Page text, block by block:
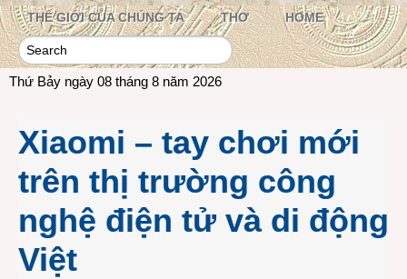
THẾ GIỚI CỦA CHÚNG TA THƠ HOME
Thứ Bảy ngày 08 tháng 8 năm 2026
Xiaomi – tay chơi mới
trên thị trường công
nghệ điện tử và di động
Việt